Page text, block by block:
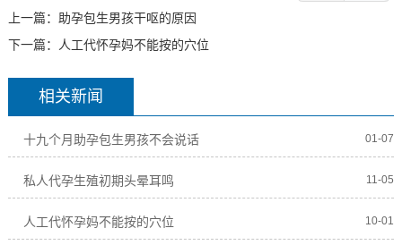
上一篇：
助孕包生男孩干呕的原因
下一篇：
人工代怀孕妈不能按的穴位
相关新闻
十九个月助孕包生男孩不会说话 01-07
私人代孕生殖初期头晕耳鸣 11-05
人工代怀孕妈不能按的穴位 10-01